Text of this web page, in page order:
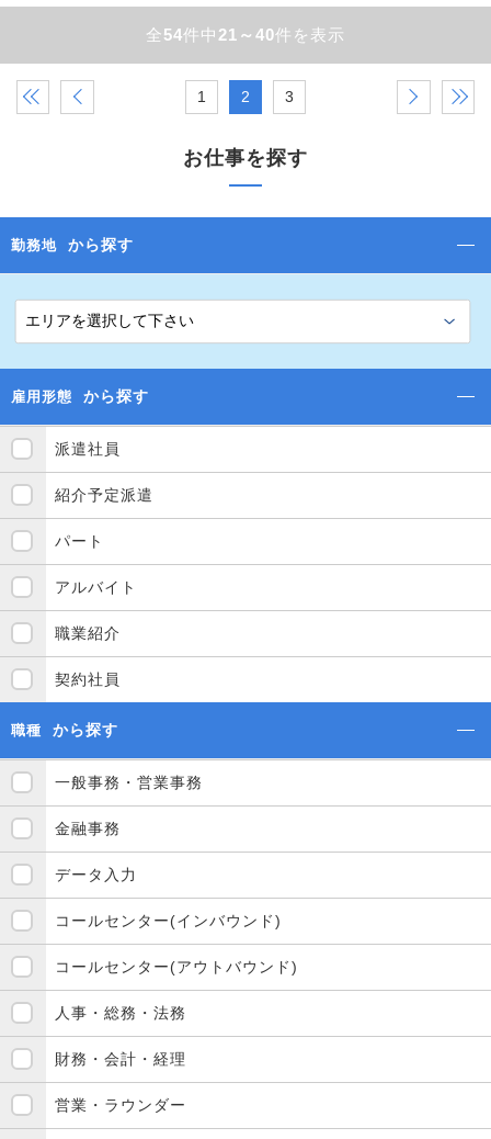
全54件中 21～40件を表示
« ‹ 1 2 3 › »
お仕事を探す
勤務地 から探す
雇用形態 から探す
派遣社員
紹介予定派遣
パート
アルバイト
職業紹介
契約社員
職種 から探す
一般事務・営業事務
金融事務
データ入力
コールセンター(インバウンド)
コールセンター(アウトバウンド)
人事・総務・法務
財務・会計・経理
営業・ラウンダー